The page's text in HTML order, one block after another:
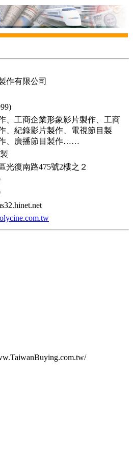
作有限公司
、工商企業形象影片製作、工商
、紀錄影片製作、電視節目製
、廣播節目製作……
光復南路475號2樓之２